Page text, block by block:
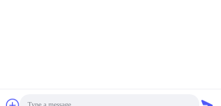
中国の良質 シリコーン ゴムのキーパッド 製造者。版権の©